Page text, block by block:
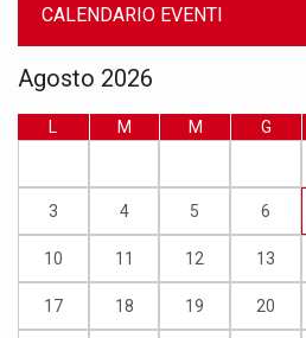
CALENDARIO EVENTI
Agosto 2026
L M M G
3 4 5 6
10 11 12 13
17 18 19 20